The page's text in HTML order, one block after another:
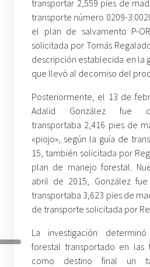
transportar 2,559 pies de
transporte número 0209-
el plan de salvamento P-
solicitada por Tomás
descripción establecida en la
que llevó al decomiso del
Posteriormente, el 13 de
Adalid González fue
transportaba 2,416 pies de
«piojo», según la guía de
15, también solicitada por
plan de manejo forestal.
abril de 2015, González
transportaba 3,623 pies de
de transporte solicitada por
La investigación
forestal transportado en las
como destino final un